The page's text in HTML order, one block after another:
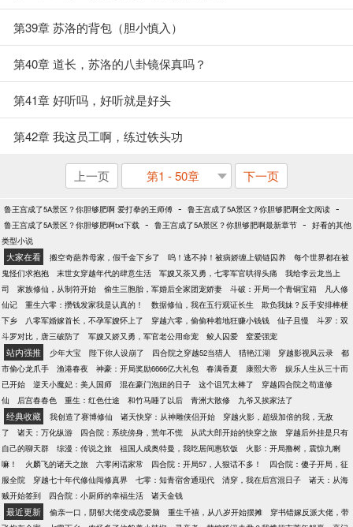
第39章 苏洛的背包（胆小慎入）
第40章 道长，苏洛的八卦镜保真吗？
第41章 好听吗，好听就是好头
第42章 我这员工啊，练过铁头功
上一页 第1 - 50章 下一页
鲁王宫成了5A景区？你胆够肥啊 爱打拳的王师傅 - 鲁王宫成了5A景区？你胆够肥啊全文阅读 -
鲁王宫成了5A景区？你胆够肥啊txt下载 - 鲁王宫成了5A景区？你胆够肥啊最新章节 - 好看的其他
类型小说
大家在看 搬空奇葩养母家，假千金下乡了 呜！逃不掉！被病娇缠上锁链囚养
每个世界都在被
鬼怪们求抱抱
末世女穿越年代的肆意生活 军嫂又茶又勇，七零军官哄得头痛
我给李云龙当上
司
家族修仙，从制符开始 偷生三胞胎，军婚后全家团宠娇妻 斗破：开局一个青铜宝箱
凡人修
仙记
重生六零：攒钱发家我是认真的！ 数据修仙，我在五行观证长生
欺负我妹？反手安排棒梗
下乡
八零军婚嫁首长，不孕军嫂怀上了 穿越六零，偷偷种着地狂赚小钱钱 仙子且慢
斗罗：双
斗罗对比，唐三破防了
军嫂又娇又勇，军官老公用命宠 鲛人囚爱 窒爱强宠
站内强推 少年大宝 陛下你人设崩了 四合院之穿越52当猎人 猎艳江湖 穿越影视风云录
都
市偷心龙爪手
渔港春夜 神豪：开局奖励6666亿大礼包 春满香夏 康熙大帝
娱乐人生从三十而
已开始
逆天小魔妃：美人国师 混在豪门泡妞的日子 这个诅咒太棒了
穿越四合院之苟道修
仙
后宫春春色 重生：红色仕途 和竹马睡了以后 青洲大散修 九爷又挨家法了
经典收藏 我创造了赛博修仙 诸天快穿：从神雕侠侣开始
穿越火影，超级加倍的我，无敌
了
诸天：万化纵游 四合院：系统傍身，荒年不慌 从武大郎开始的快穿之旅
穿越后外挂是只有
自己的聊天群
综漫：传说之旅 祖国人成奥特曼，我吃居间惠软饭
火影：开局撸树，震惊九喇
嘛！
火麟飞的诸天之旅 六零闲话家常 四合院：开局57，人狠话不多！
四合院：傻子开局，征
服全院
穿越七十年代修仙闯修真界 七零：知青宿舍通现代 清穿，我在后宫混日子
诸天：从海
贼开始签到
四合院：小厨师的幸福生活 诸天金钱
最近更新 偷亲一口，阴郁大佬变成恋爱脑 重生千禧，从八岁开始摆摊
穿书错嫁反派大佬，带